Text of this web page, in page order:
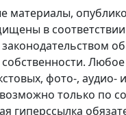
материалы,
в
об
Любое
фото-, аудио- и
только по
гиперссылка